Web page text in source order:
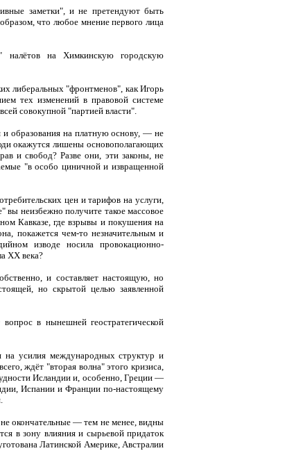
заметки", и не претендуют быть
что любое мнение первого лица
налётов на Химкинскую городскую
либеральных "фронтменов", как Игорь
тех изменений в правовой системе
совокупной "партией власти".
и образования на платную основу, — не
окажутся лишены основополагающих
и свобод? Разве они, эти законы, не
"в особо циничной и извращенной
цен и тарифов на услуги,
неизбежно получите такое массовое
Кавказе, где взрывы и покушения на
покажется чем-то незначительным и
изводе носила провокационно-
ХХ века?
и составляет настоящую, но
но скрытой целью заявленной
в нынешней геостратегической
на усилия международных структур и
ждёт "вторая волна" этого кризиса,
Исландии и, особенно, Греции —
Испании и Франции по-настоящему
окончательные — тем не менее, видны
в зону влияния и сырьевой придаток
Латинской Америке, Австралии